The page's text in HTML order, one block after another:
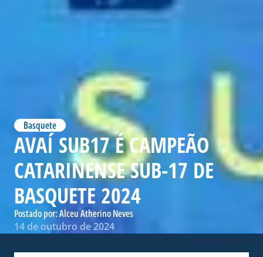
Basquete
AVAÍ SUB17 É CAMPEÃO
CATARINENSE SUB-17 DE
BASQUETE 2024
Postado por:Alceu Atherino Neves
14 de outubro de 2024